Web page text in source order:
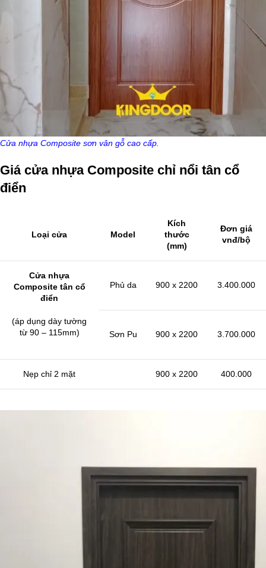
Cửa nhựa Composite sơn vân gỗ cao cấp.
Giá cửa nhựa Composite chỉ nổi tân cổ
điển
Loại cửa Model
Kích
thước
(mm)
Đơn giá
vnđ/bộ
Cửa nhựa
Composite tân cổ
điển
(áp dụng dày tường
từ 90 – 115mm)
Phủ da 900 x 2200 3.400.000
Sơn Pu 900 x 2200 3.700.000
Nẹp chỉ 2 mặt 900 x 2200 400.000